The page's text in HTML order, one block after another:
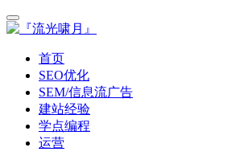
首页
SEO优化
SEM/信息流广告
建站经验
学点编程
运营